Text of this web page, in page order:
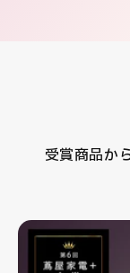
受賞商品か